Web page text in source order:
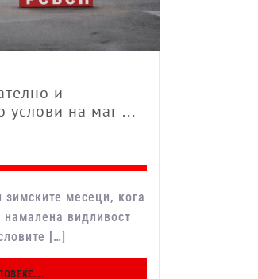
и
услови на маг ...
месеци, кога
намалена видливост
[…]